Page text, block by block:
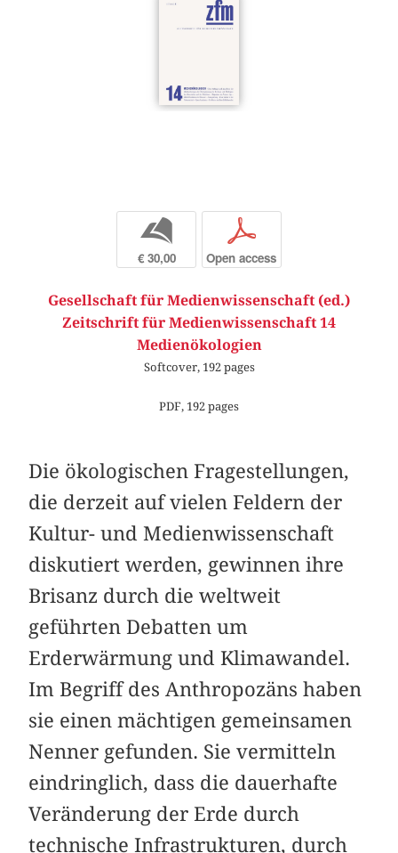
b
€ 30,00
p
Open access
Gesellschaft für Medienwissenschaft (ed.)
Zeitschrift für Medienwissenschaft 14
Medienökologien
Softcover, 192 pages
PDF, 192 pages
Die ökologischen Fragestellungen,
die derzeit auf vielen Feldern der
Kultur- und Medienwissenschaft
diskutiert werden, gewinnen ihre
Brisanz durch die weltweit
geführten Debatten um
Erderwärmung und Klimawandel.
Im Begriff des Anthropozäns haben
sie einen mächtigen gemeinsamen
Nenner gefunden. Sie vermitteln
eindringlich, dass die dauerhafte
Veränderung der Erde durch
technische Infrastrukturen, durch